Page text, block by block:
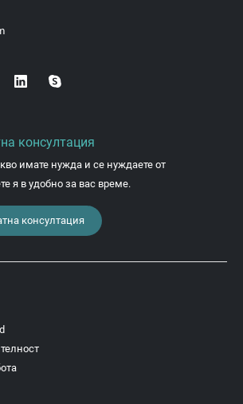
консултация
имате нужда и се нуждаете от
я в удобно за вас време.
консултация